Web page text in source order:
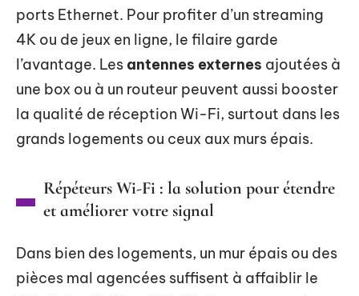
ports Ethernet. Pour profiter d’un streaming
4K ou de jeux en ligne, le filaire garde
l’avantage. Les antennes externes ajoutées à
une box ou à un routeur peuvent aussi booster
la qualité de réception Wi-Fi, surtout dans les
grands logements ou ceux aux murs épais.
Répéteurs Wi-Fi : la solution pour étendre
et améliorer votre signal
Dans bien des logements, un mur épais ou des
pièces mal agencées suffisent à affaiblir le